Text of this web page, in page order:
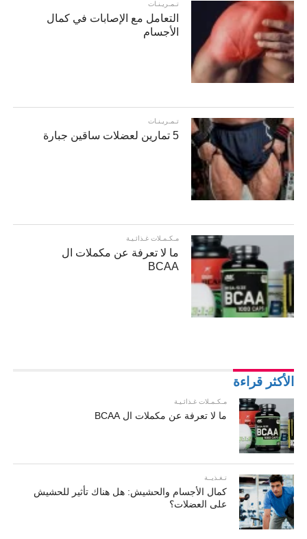
تـمـريـنـات
التعامل مع الإصابات في كمال
الأجسام
تـمـريـنـات
5 تمارين لعضلات ساقين جبارة
مـكـمـلات غـذائـيـة
ما لا تعرفة عن مكملات ال
BCAA
الأكثر قراءة
مـكـمـلات غـذائـيـة
ما لا تعرفة عن مكملات ال BCAA
تـغـذيــة
كمال الأجسام والحشيش: هل هناك تأثير للحشيش
على العضلات؟